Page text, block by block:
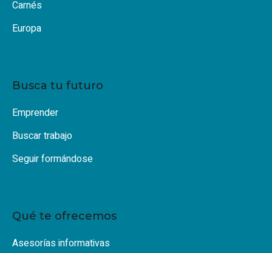
Carnés
Europa
Busca tu futuro
Emprender
Buscar trabajo
Seguir formándose
Qué te ofrecemos
Asesorías informativas